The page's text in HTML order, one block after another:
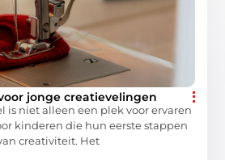
jonge creatievelingen
is niet alleen een plek voor ervaren
kinderen die hun eerste stappen
creativiteit. Het